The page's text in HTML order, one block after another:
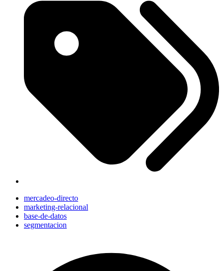
mercadeo-directo
marketing-relacional
base-de-datos
segmentacion